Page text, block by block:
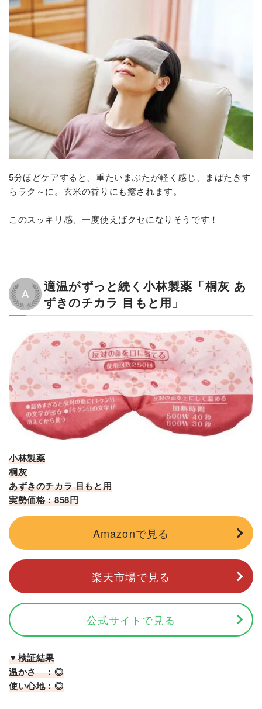
5分ほどケアすると、重たいまぶたが軽く感じ、まばたきす
らラク～に。玄米の香りにも癒されます。
このスッキリ感、一度使えばクセになりそうです！
適温がずっと続く小林製薬「桐灰 あ
ずきのチカラ 目もと用」
小林製薬
桐灰
あずきのチカラ 目もと用
実勢価格：858円
Amazonで見る
楽天市場で見る
公式サイトで見る
▼検証結果
温かさ ：◎
使い心地：◎